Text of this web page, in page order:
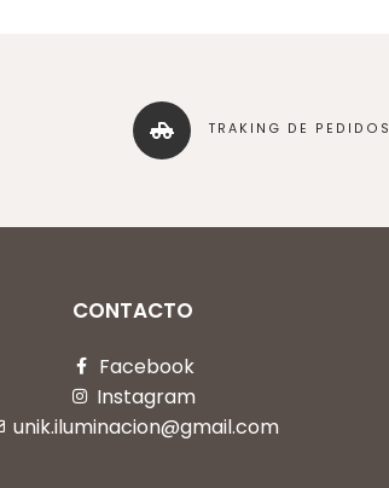
TRAKING DE PEDIDOS
CONTACTO
Facebook
Instagram
unik.iluminacion@gmail.com